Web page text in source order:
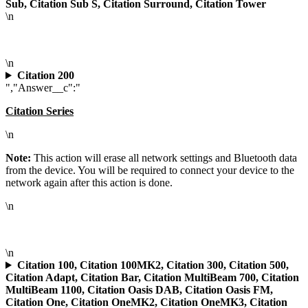
Sub, Citation Sub S, Citation Surround, Citation Tower
\n
\n
Citation 200
","Answer__c":"
Citation Series
\n
Note: This action will erase all network settings and Bluetooth data
from the device. You will be required to connect your device to the
network again after this action is done.
\n
\n
Citation 100, Citation 100MK2, Citation 300, Citation 500,
Citation Adapt, Citation Bar, Citation MultiBeam 700, Citation
MultiBeam 1100, Citation Oasis DAB, Citation Oasis FM,
Citation One, Citation OneMK2, Citation OneMK3, Citation